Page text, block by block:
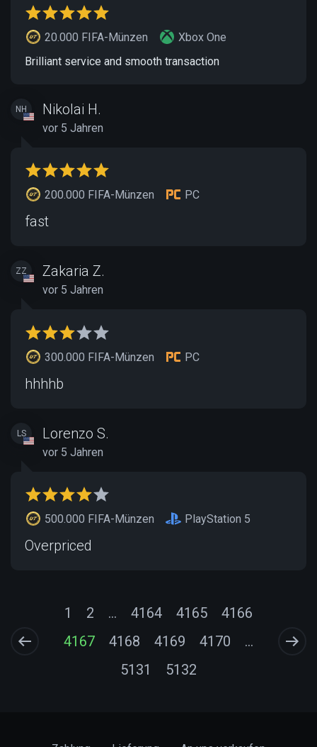
20.000 FIFA-Münzen
Xbox One
Brilliant service and smooth transaction
NH Nikolai H.
vor 5 Jahren
200.000 FIFA-Münzen PC
fast
ZZ Zakaria Z.
vor 5 Jahren
300.000 FIFA-Münzen PC
hhhhb
LS Lorenzo S.
vor 5 Jahren
500.000 FIFA-Münzen PlayStation 5
Overpriced
1 2 ... 4164 4165
4166
4167
4168 4169 4170
...
5131
5132